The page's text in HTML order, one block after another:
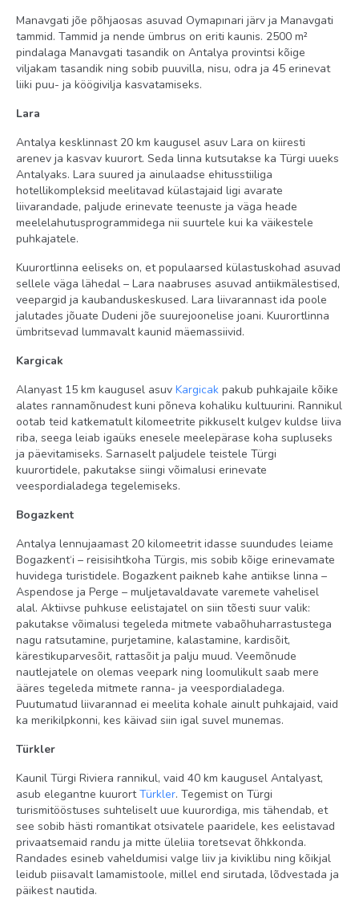
Manavgati jõe põhjaosas asuvad Oymapınari järv ja Manavgati
tammid. Tammid ja nende ümbrus on eriti kaunis. 2500 m²
pindalaga Manavgati tasandik on Antalya provintsi kõige
viljakam tasandik ning sobib puuvilla, nisu, odra ja 45 erinevat
liiki puu- ja köögivilja kasvatamiseks.
Lara
Antalya kesklinnast 20 km kaugusel asuv Lara on kiiresti
arenev ja kasvav kuurort. Seda linna kutsutakse ka Türgi uueks
Antalyaks. Lara suured ja ainulaadse ehitusstiiliga
hotellikompleksid meelitavad külastajaid ligi avarate
liivarandade, paljude erinevate teenuste ja väga heade
meelelahutusprogrammidega nii suurtele kui ka väikestele
puhkajatele.
Kuurortlinna eeliseks on, et populaarsed külastuskohad asuvad
sellele väga lähedal – Lara naabruses asuvad antiikmälestised,
veepargid ja kaubanduskeskused. Lara liivarannast ida poole
jalutades jõuate Dudeni jõe suurejoonelise joani. Kuurortlinna
ümbritsevad lummavalt kaunid mäemassiivid.
Kargicak
Alanyast 15 km kaugusel asuv Kargicak pakub puhkajaile kõike
alates rannamõnudest kuni põneva kohaliku kultuurini. Rannikul
ootab teid katkematult kilomeetrite pikkuselt kulgev kuldse liiva
riba, seega leiab igaüks enesele meelepärase koha supluseks
ja päevitamiseks. Sarnaselt paljudele teistele Türgi
kuurortidele, pakutakse siingi võimalusi erinevate
veespordialadega tegelemiseks.
Bogazkent
Antalya lennujaamast 20 kilomeetrit idasse suundudes leiame
Bogazkent‘i – reisisihtkoha Türgis, mis sobib kõige erinevamate
huvidega turistidele. Bogazkent paikneb kahe antiikse linna –
Aspendose ja Perge – muljetavaldavate varemete vahelisel
alal. Aktiivse puhkuse eelistajatel on siin tõesti suur valik:
pakutakse võimalusi tegeleda mitmete vabaõhuharrastustega
nagu ratsutamine, purjetamine, kalastamine, kardisõit,
kärestikuparvesõit, rattasõit ja palju muud. Veemõnude
nautlejatele on olemas veepark ning loomulikult saab mere
ääres tegeleda mitmete ranna- ja veespordialadega.
Puutumatud liivarannad ei meelita kohale ainult puhkajaid, vaid
ka merikilpkonni, kes käivad siin igal suvel munemas.
Türkler
Kaunil Türgi Riviera rannikul, vaid 40 km kaugusel Antalyast,
asub elegantne kuurortTürkler. Tegemist on Türgi
turismitööstuses suhteliselt uue kuurordiga, mis tähendab, et
see sobib hästi romantikat otsivatele paaridele, kes eelistavad
privaatsemaid randu ja mitte üleliia toretsevat õhkkonda.
Randades esineb vaheldumisi valge liiv ja kiviklibu ning kõikjal
leidub piisavalt lamamistoole, millel end sirutada, lõdvestada ja
päikest nautida.